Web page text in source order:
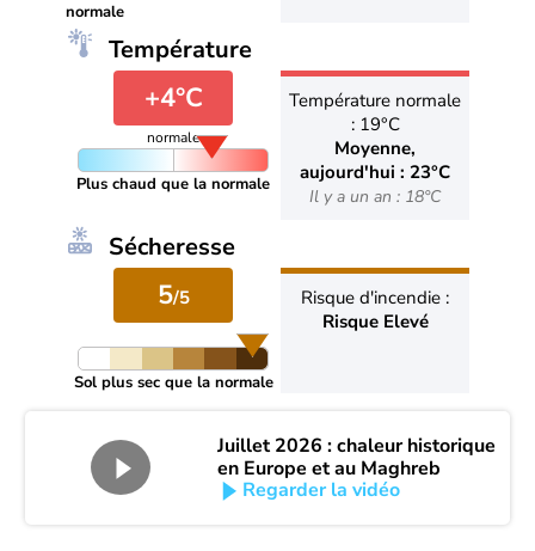
normale
Température
+4°C
normale
Plus chaud que la normale
Température normale
: 19°C
Moyenne,
aujourd'hui : 23°C
Il y a un an : 18°C
Sécheresse
5/5
Sol plus sec que la normale
Risque d'incendie :
Risque Elevé
Juillet 2026 : chaleur historique
en Europe et au Maghreb
Regarder la vidéo